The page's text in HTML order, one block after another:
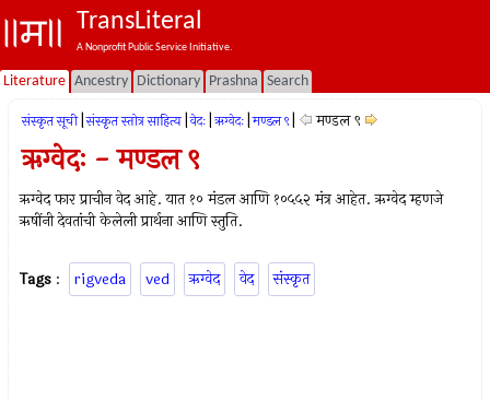
TransLiteral
A Nonprofit Public Service Initiative.
Literature Ancestry Dictionary Prashna Search
संस्कृत सूची संस्कृत स्तोत्र साहित्य वेदः ऋग्वेदः मण्डल ९ मण्डल ९
ऋग्वेदः - मण्डल ९
ऋग्वेद फार प्राचीन वेद आहे. यात १० मंडल आणि १०५५२ मंत्र आहेत. ऋग्वेद म्हणजे
ऋषींनी देवतांची केलेली प्रार्थना आणि स्तुति.
Tags : rigveda ved ऋग्वेद वेद संस्कृत